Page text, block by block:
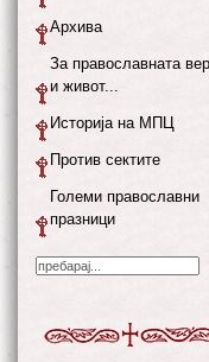
Архива
За православната
и живот...
Историја на МПЦ
Против сектите
Големи православни
празници